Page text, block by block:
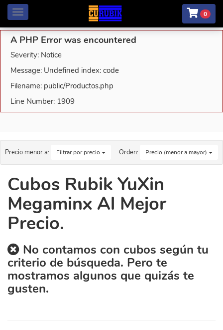
A PHP Error was encountered
Severity: Notice
Message: Undefined index: code
Filename: public/Productos.php
Line Number: 1909
Menú 0
Precio menor a: Filtrar por precio Orden: Precio (menor a mayor)
Cubos Rubik YuXin
Megaminx Al Mejor
Precio.
No contamos con cubos según tu
criterio de búsqueda. Pero te
mostramos algunos que quizás te
gusten.